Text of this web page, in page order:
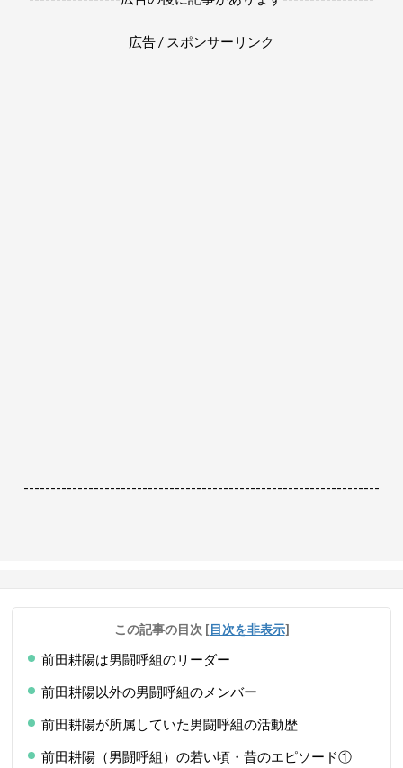
広告 / スポンサーリンク
------------------------------------------------------------------
この記事の目次 [目次を非表示]
前田耕陽は男闘呼組のリーダー
前田耕陽以外の男闘呼組のメンバー
前田耕陽が所属していた男闘呼組の活動歴
前田耕陽（男闘呼組）の若い頃・昔のエピソード①